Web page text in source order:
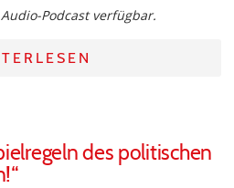
Podcast verfügbar.
des politischen